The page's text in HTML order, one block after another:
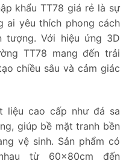
khẩu TT78 giá rẻ là sự
ai yêu thích phong cách
tượng. Với hiệu ứng 3D
TT78 mang đến trải
chiều sâu và cảm giác
liệu cao cấp như đá sa
giúp bề mặt tranh bền
vệ sinh. Sản phẩm có
từ 60x80cm đến